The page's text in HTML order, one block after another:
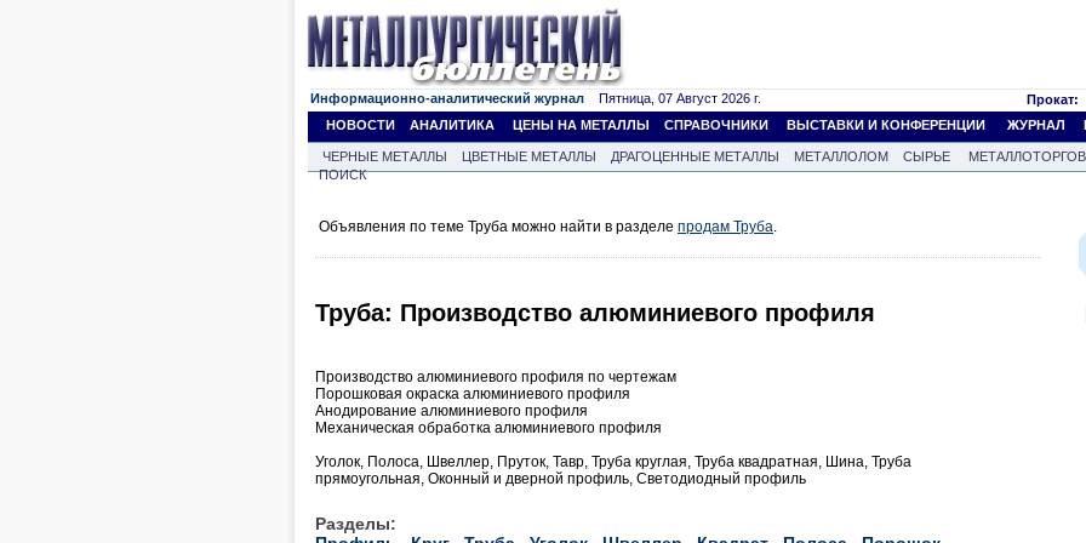
Информационно-аналитический журнал Пятница, 07 Август 2026 г. Прокат:
НОВОСТИ
АНАЛИТИКА ЦЕНЫ НА МЕТАЛЛЫ СПРАВОЧНИКИ ВЫСТАВКИ И КОНФЕРЕНЦИИ ЖУРНАЛ
ЧЕРНЫЕ МЕТАЛЛЫ ЦВЕТНЫЕ МЕТАЛЛЫ ДРАГОЦЕННЫЕ МЕТАЛЛЫ МЕТАЛЛОЛОМ СЫРЬЕ
ПОИСК
Объявления по теме Труба можно найти в разделе продам Труба.
Труба: Производство алюминиевого профиля
Производство алюминиевого профиля по чертежам
Порошковая окраска алюминиевого профиля
Анодирование алюминиевого профиля
Механическая обработка алюминиевого профиля
Уголок, Полоса, Швеллер, Пруток, Тавр, Труба круглая, Труба квадратная, Шина, Труба
прямоугольная, Оконный и дверной профиль, Светодиодный профиль
Разделы: